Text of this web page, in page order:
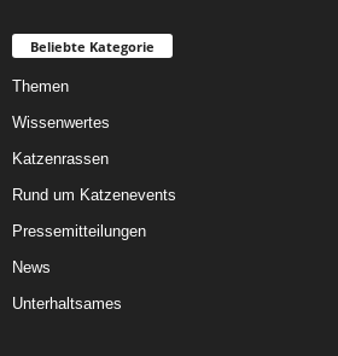
Beliebte Kategorie
Themen
Wissenwertes
Katzenrassen
Rund um Katzenevents
Pressemitteilungen
News
Unterhaltsames